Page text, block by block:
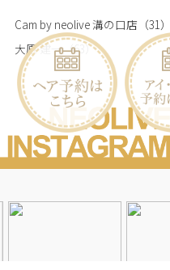
Cam by neolive 溝の口店 （31）
大原 建一（63）